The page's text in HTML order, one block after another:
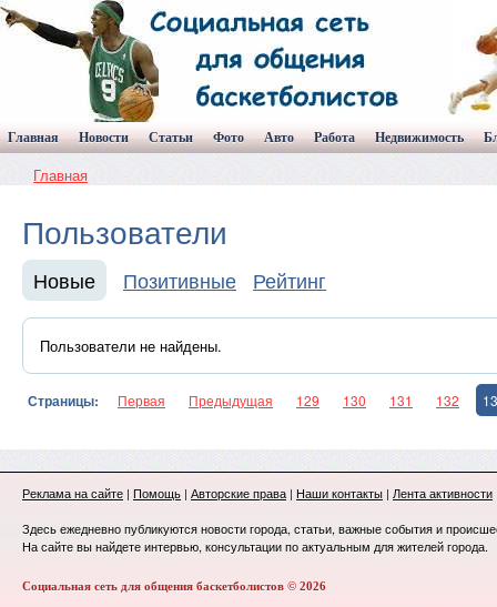
Главная Новости Статьи Фото Авто Работа Недвижимость
Главная
Пользователи
Новые Позитивные Рейтинг
Пользователи не найдены.
Страницы: Первая Предыдущая 129 130 131 132
Реклама на сайте | Помощь | Авторские права | Наши контакты | Лента активности
Здесь ежедневно публикуются новости города, статьи, важные события и
На сайте вы найдете интервью, консультации по актуальным для жителей города.
Социальная сеть для общения баскетболистов © 2026